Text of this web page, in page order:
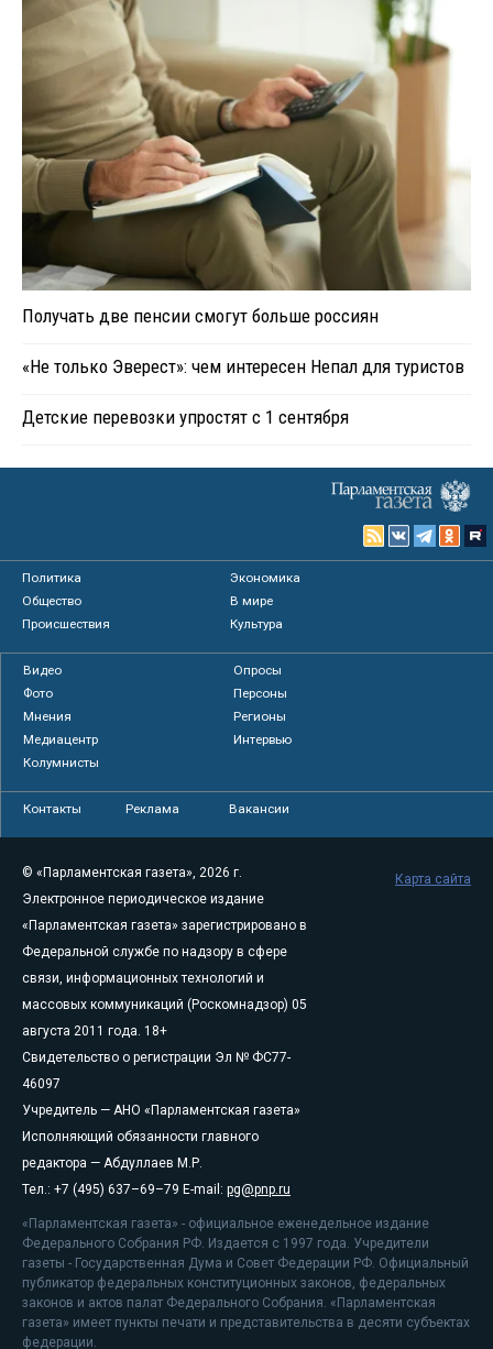
Получать две пенсии смогут больше россиян
«Не только Эверест»: чем интересен Непал для туристов
Детские перевозки упростят с 1 сентября
Политика
Экономика
Общество
В мире
Происшествия
Культура
Видео
Опросы
Фото
Персоны
Мнения
Регионы
Медиацентр
Интервью
Колумнисты
Контакты Реклама Вакансии
© «Парламентская газета», 2026 г.
Электронное периодическое издание
«Парламентская газета» зарегистрировано в
Федеральной службе по надзору в сфере
связи, информационных технологий и
массовых коммуникаций (Роскомнадзор) 05
августа 2011 года. 18+
Свидетельство о регистрации Эл № ФС77-
46097
Учредитель — АНО «Парламентская газета»
Исполняющий обязанности главного
редактора — Абдуллаев М.Р.
Тел.: +7 (495) 637–69–79 E-mail: pg@pnp.ru
«Парламентская газета» - официальное еженедельное издание
Федерального Собрания РФ. Издается с 1997 года. Учредители
газеты - Государственная Дума и Совет Федерации РФ. Официальный
публикатор федеральных конституционных законов, федеральных
законов и актов палат Федерального Собрания. «Парламентская
газета» имеет пункты печати и представительства в десяти субъектах
федерации.
Карта сайта